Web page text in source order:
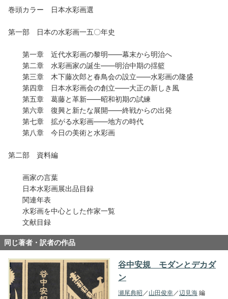
巻頭カラー 日本水彩画選
第一部 日本の水彩画一五〇年史
第一章 近代水彩画の黎明――幕末から明治へ
第二章 水彩画家の誕生――明治中期の揺籃
第三章 木下藤次郎と春鳥会の設立――水彩画の隆盛
第四章 日本水彩画会の創立――大正の新しき風
第五章 葛藤と革新――昭和初期の試練
第六章 復興と新たな展開――終戦からの出発
第七章 拡がる水彩画――地方の時代
第八章 今日の美術と水彩画
第二部 資料編
画家の言葉
日本水彩画展出品目録
関連年表
水彩画を中心とした作家一覧
文献目録
同じ著者・訳者の作品
谷中安規 モダンとデカダ
ン
瀬尾典昭 ／ 山田俊幸 ／辺見海 編